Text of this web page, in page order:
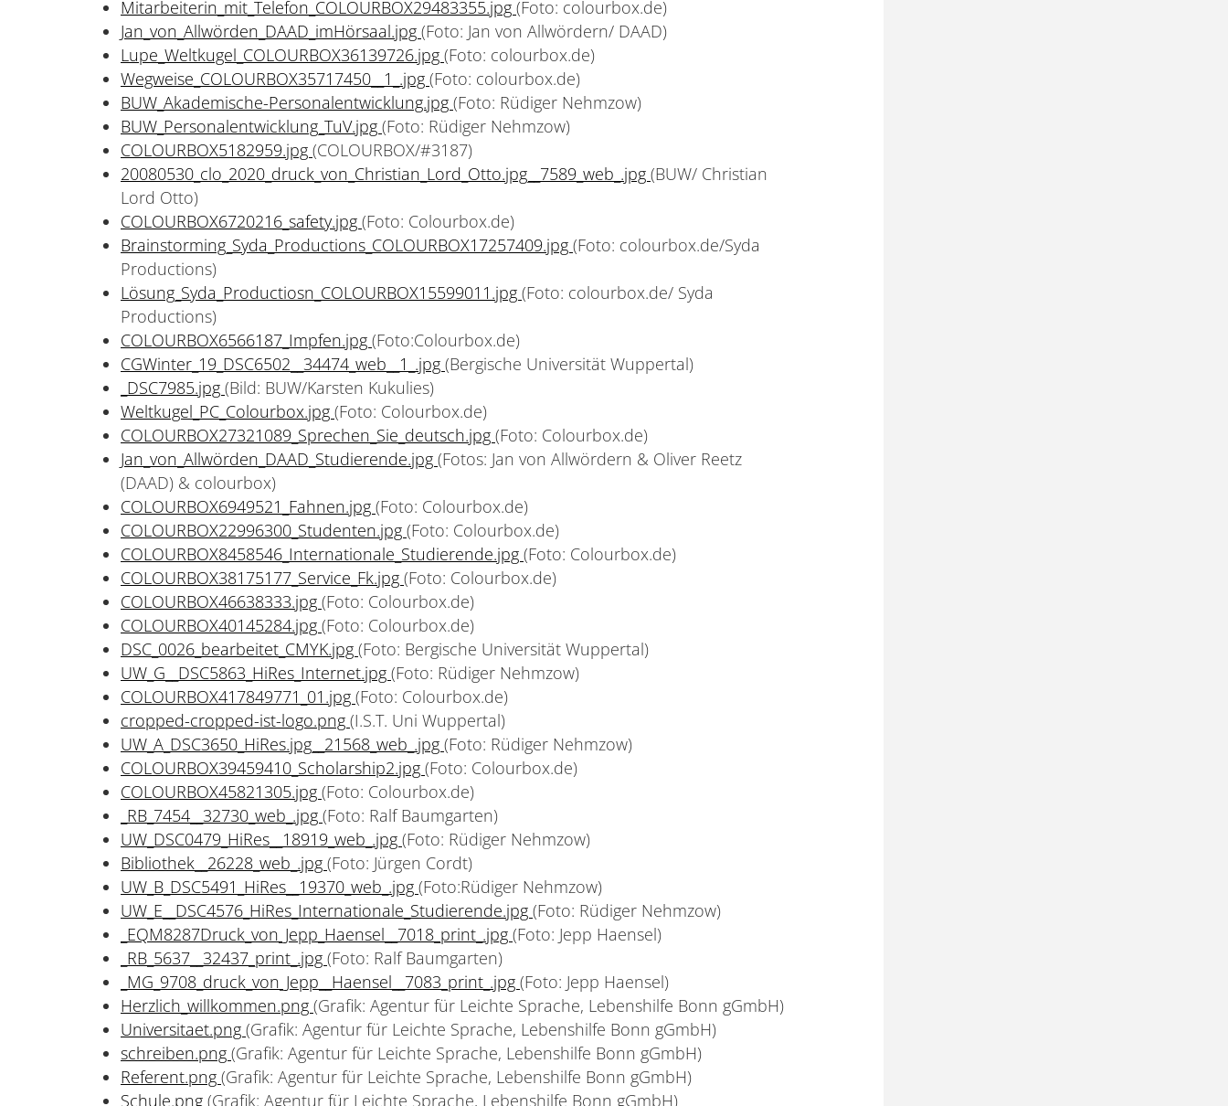
Mitarbeiterin_mit_Telefon_COLOURBOX29483355.jpg (Foto: colourbox.de)
Jan_von_Allwörden_DAAD_imHörsaal.jpg (Foto: Jan von Allwördern/ DAAD)
Lupe_Weltkugel_COLOURBOX36139726.jpg (Foto: colourbox.de)
Wegweise_COLOURBOX35717450__1_.jpg (Foto: colourbox.de)
BUW_Akademische-Personalentwicklung.jpg (Foto: Rüdiger Nehmzow)
BUW_Personalentwicklung_TuV.jpg (Foto: Rüdiger Nehmzow)
COLOURBOX5182959.jpg (COLOURBOX/#3187)
20080530_clo_2020_druck_von_Christian_Lord_Otto.jpg__7589_web_.jpg (BUW/ Christian
Lord Otto)
COLOURBOX6720216_safety.jpg (Foto: Colourbox.de)
Brainstorming_Syda_Productions_COLOURBOX17257409.jpg (Foto: colourbox.de/Syda
Productions)
Lösung_Syda_Productiosn_COLOURBOX15599011.jpg (Foto: colourbox.de/ Syda
Productions)
COLOURBOX6566187_Impfen.jpg (Foto:Colourbox.de)
CGWinter_19_DSC6502__34474_web__1_.jpg (Bergische Universität Wuppertal)
_DSC7985.jpg (Bild: BUW/Karsten Kukulies)
Weltkugel_PC_Colourbox.jpg (Foto: Colourbox.de)
COLOURBOX27321089_Sprechen_Sie_deutsch.jpg (Foto: Colourbox.de)
Jan_von_Allwörden_DAAD_Studierende.jpg (Fotos: Jan von Allwördern & Oliver Reetz
(DAAD) & colourbox)
COLOURBOX6949521_Fahnen.jpg (Foto: Colourbox.de)
COLOURBOX22996300_Studenten.jpg (Foto: Colourbox.de)
COLOURBOX8458546_Internationale_Studierende.jpg (Foto: Colourbox.de)
COLOURBOX38175177_Service_Fk.jpg (Foto: Colourbox.de)
COLOURBOX46638333.jpg (Foto: Colourbox.de)
COLOURBOX40145284.jpg (Foto: Colourbox.de)
DSC_0026_bearbeitet_CMYK.jpg (Foto: Bergische Universität Wuppertal)
UW_G__DSC5863_HiRes_Internet.jpg (Foto: Rüdiger Nehmzow)
COLOURBOX417849771_01.jpg (Foto: Colourbox.de)
cropped-cropped-ist-logo.png (I.S.T. Uni Wuppertal)
UW_A_DSC3650_HiRes.jpg__21568_web_.jpg (Foto: Rüdiger Nehmzow)
COLOURBOX39459410_Scholarship2.jpg (Foto: Colourbox.de)
COLOURBOX45821305.jpg (Foto: Colourbox.de)
_RB_7454__32730_web_.jpg (Foto: Ralf Baumgarten)
UW_DSC0479_HiRes__18919_web_.jpg (Foto: Rüdiger Nehmzow)
Bibliothek__26228_web_.jpg (Foto: Jürgen Cordt)
UW_B_DSC5491_HiRes__19370_web_.jpg (Foto:Rüdiger Nehmzow)
UW_E__DSC4576_HiRes_Internationale_Studierende.jpg (Foto: Rüdiger Nehmzow)
_EQM8287Druck_von_Jepp_Haensel__7018_print_.jpg (Foto: Jepp Haensel)
_RB_5637__32437_print_.jpg (Foto: Ralf Baumgarten)
_MG_9708_druck_von_Jepp__Haensel__7083_print_.jpg (Foto: Jepp Haensel)
Herzlich_willkommen.png (Grafik: Agentur für Leichte Sprache, Lebenshilfe Bonn gGmbH)
Universitaet.png (Grafik: Agentur für Leichte Sprache, Lebenshilfe Bonn gGmbH)
schreiben.png (Grafik: Agentur für Leichte Sprache, Lebenshilfe Bonn gGmbH)
Referent.png (Grafik: Agentur für Leichte Sprache, Lebenshilfe Bonn gGmbH)
Schule.png (Grafik: Agentur für Leichte Sprache, Lebenshilfe Bonn gGmbH)